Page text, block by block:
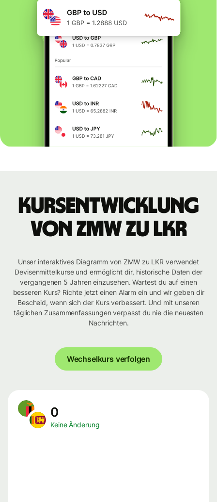
Kursentwicklung
von ZMW zu LKR
Unser interaktives Diagramm von ZMW zu LKR verwendet
Devisenmittelkurse und ermöglicht dir, historische Daten der
vergangenen 5 Jahren einzusehen. Wartest du auf einen
besseren Kurs? Richte jetzt einen Alarm ein und wir geben dir
Bescheid, wenn sich der Kurs verbessert. Und mit unseren
täglichen Zusammenfassungen verpasst du nie die neuesten
Nachrichten.
Wechselkurs verfolgen
0
Keine Änderung